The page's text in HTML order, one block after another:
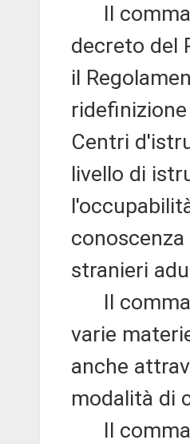
Il comma
decreto del
il
Centri
livello di
stranieri
Il comma
varie
anche
modalità di
Il comma